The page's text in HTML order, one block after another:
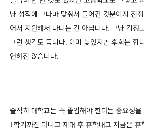
냥 성적에 그나마 맞춰서 들어간 것뿐이지 진
어서 지원해서 다니는 건 아닙니다. 그냥 검정
그런 생각도 듭니다. 이미 늦었지만 후회는 합
연하진 않습니다.
솔직히 대학교는 꼭 졸업해야 한다는 중요성
1학기까진 다니고 제대 후 휴학내고 지금은 휴